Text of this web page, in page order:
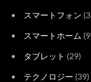
スマートフォン
スマートホーム
タブレット (29)
テクノロジー (39)